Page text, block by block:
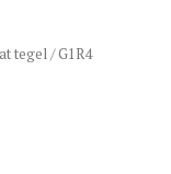
tegel/ G1R4